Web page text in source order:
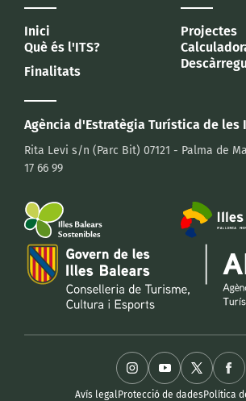
Agència d'Estratègia Turística de les
Rita Levi s/n (Parc Bit) 07121 - Palma de
17 66 99
Inici
Què és l'ITS?
Finalitats
Projectes
Avís legalProtecció de dades Política